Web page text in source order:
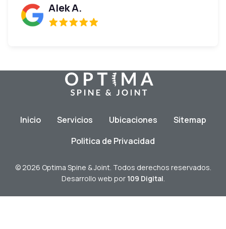
Alek A.
Inicio Servicios Ubicaciones
Sitemap
Politica de Privacidad
© 2026 Optima Spine & Joint. Todos derechos reservados.
Desarrollo web por 109 Digital.